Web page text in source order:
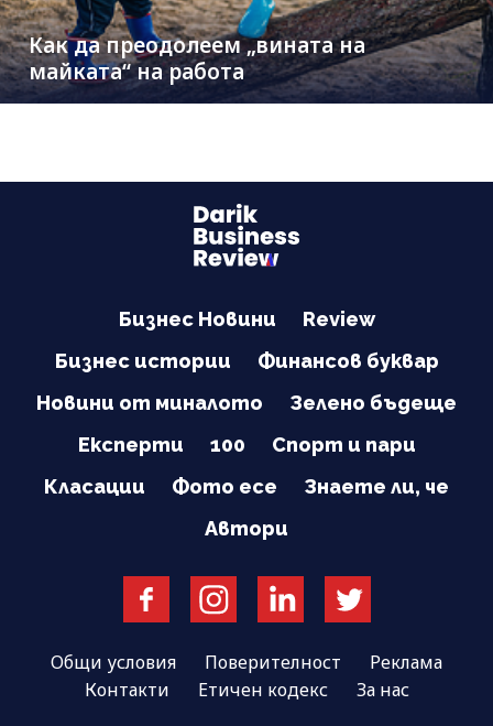
Как да преодолеем „вината на
майката“ на работа
Бизнес Новини
Review
Бизнес истории
Финансов буквар
Новини от миналото
Зелено бъдеще
Експерти
100
Спорт и пари
Класации
Фото есе
Знаете ли, че
Автори
Общи условия Поверителност
Реклама
Контакти
Етичен кодекс За нас